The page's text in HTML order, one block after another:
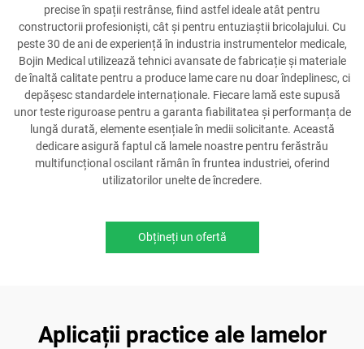
precise în spații restrânse, fiind astfel ideale atât pentru
constructorii profesioniști, cât și pentru entuziaștii bricolajului. Cu
peste 30 de ani de experiență în industria instrumentelor medicale,
Bojin Medical utilizează tehnici avansate de fabricație și materiale
de înaltă calitate pentru a produce lame care nu doar îndeplinesc, ci
depășesc standardele internaționale. Fiecare lamă este supusă
unor teste riguroase pentru a garanta fiabilitatea și performanța de
lungă durată, elemente esențiale în medii solicitante. Această
dedicare asigură faptul că lamele noastre pentru ferăstrău
multifuncțional oscilant rămân în fruntea industriei, oferind
utilizatorilor unelte de încredere.
Obțineți un ofertă
Aplicații practice ale lamelor